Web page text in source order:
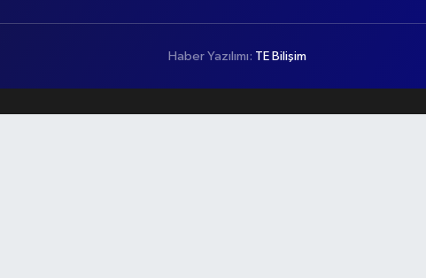
Haber Yazılımı: TE Bilişim